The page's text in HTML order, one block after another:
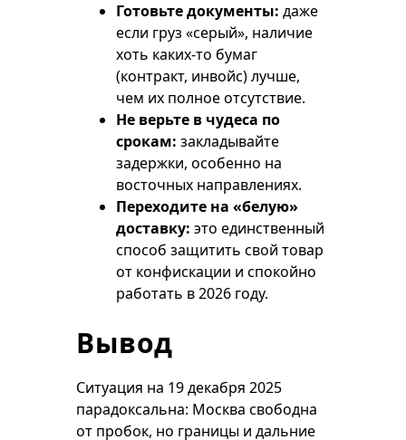
Готовьте документы: даже
если груз «серый», наличие
хоть каких-то бумаг
(контракт, инвойс) лучше,
чем их полное отсутствие.
Не верьте в чудеса по
срокам: закладывайте
задержки, особенно на
восточных направлениях.
Переходите на «белую»
доставку: это единственный
способ защитить свой товар
от конфискации и спокойно
работать в 2026 году.
Вывод
Ситуация на 19 декабря 2025
парадоксальна: Москва свободна
от пробок, но границы и дальние